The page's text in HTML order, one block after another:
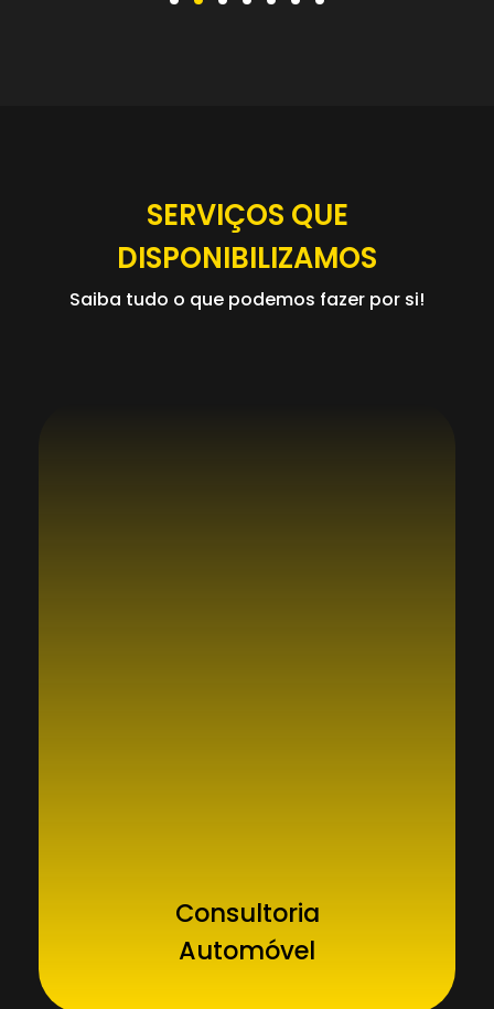
SERVIÇOS QUE
DISPONIBILIZAMOS
Saiba tudo o que podemos fazer por si!
Consultoria
Automóvel